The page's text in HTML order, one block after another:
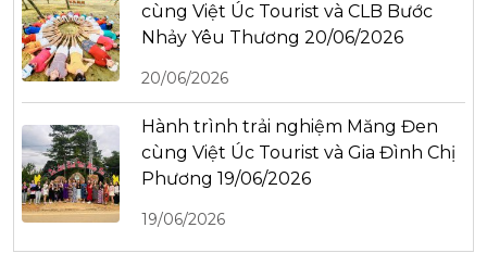
cùng Việt Úc Tourist và CLB Bước
Nhảy Yêu Thương 20/06/2026
20/06/2026
Hành trình trải nghiệm Măng Đen
cùng Việt Úc Tourist và Gia Đình Chị
Phương 19/06/2026
19/06/2026